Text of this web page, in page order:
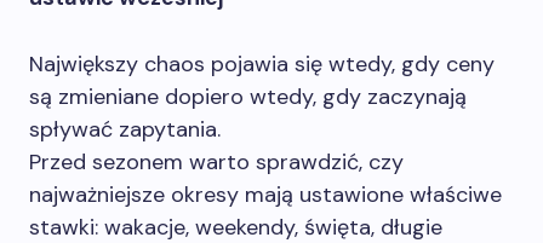
Największy chaos pojawia się wtedy, gdy ceny
są zmieniane dopiero wtedy, gdy zaczynają
spływać zapytania.
Przed sezonem warto sprawdzić, czy
najważniejsze okresy mają ustawione właściwe
stawki: wakacje, weekendy, święta, długie